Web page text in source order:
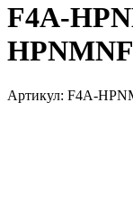
F4A-
Артикул: F4A-